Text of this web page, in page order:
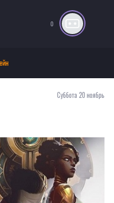
0
Суббота 20 ноябрь